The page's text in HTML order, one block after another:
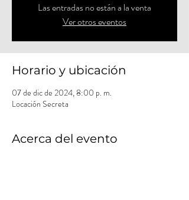
Las entradas no están a la venta
Ver otros eventos
Horario y ubicación
07 de dic de 2024, 8:00 p. m.
Locación Secreta
Acerca del evento